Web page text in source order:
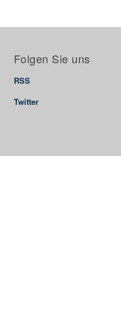
Folgen Sie uns
RSS
Twitter